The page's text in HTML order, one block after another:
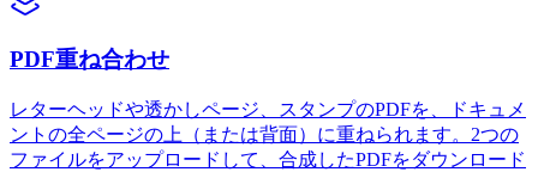
PDF重ね合わせ
レターヘッドや透かしページ、スタンプのPDFを、ドキュメ
ントの全ページの上（または背面）に重ねられます。2つの
ファイルをアップロードして、合成したPDFをダウンロード